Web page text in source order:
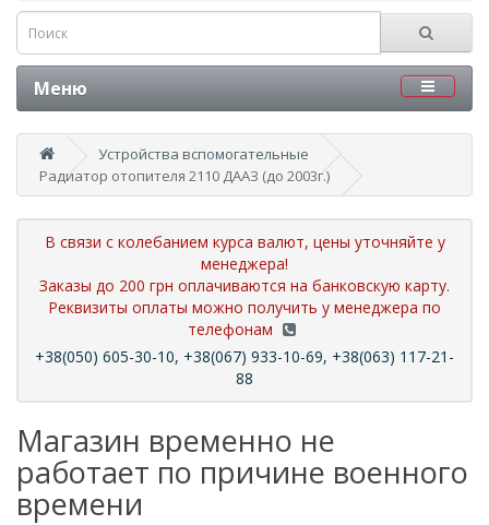
Меню
Устройства вспомогательные
Радиатор отопителя 2110 ДААЗ (до 2003г.)
В связи с колебанием курса валют, цены уточняйте у
менеджера!
Заказы до 200 грн оплачиваются на банковскую карту.
Реквизиты оплаты можно получить у менеджера по
телефонам
+38(050) 605-30-10, +38(067) 933-10-69, +38(063) 117-21-
88
Магазин временно не
работает по причине военного
времени